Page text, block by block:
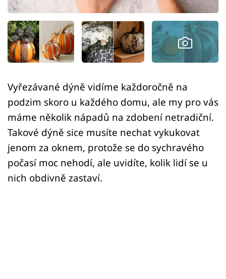
Sledujte nás
Vyřezávané dýně vidíme každoročně na
podzim skoro u každého domu, ale my pro vás
máme několik nápadů na zdobení netradiční.
Takové dýně sice musíte nechat vykukovat
jenom za oknem, protože se do sychravého
počasí moc nehodí, ale uvidíte, kolik lidí se u
nich obdivně zastaví.